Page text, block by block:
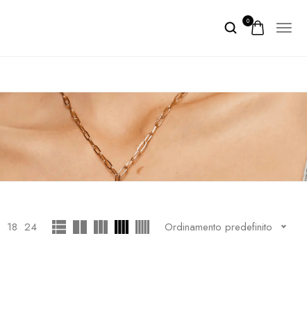
0
18 24 Ordinamento predefinito